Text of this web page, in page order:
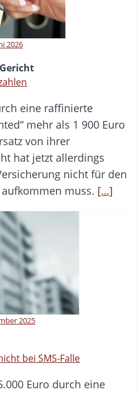
2026
eine raffinierte
mehr als 1 900 Euro
von ihrer
hat jetzt allerdings
nicht für den
muss. […]
2025
bei SMS-Falle
Euro durch eine